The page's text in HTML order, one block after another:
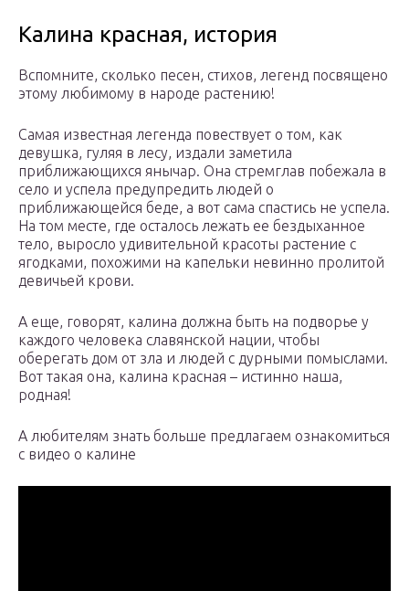
Калина красная, история
Вспомните, сколько песен, стихов, легенд посвящено
этому любимому в народе растению!
Самая известная легенда повествует о том, как
девушка, гуляя в лесу, издали заметила
приближающихся янычар. Она стремглав побежала в
село и успела предупредить людей о
приближающейся беде, а вот сама спастись не успела.
На том месте, где осталось лежать ее бездыханное
тело, выросло удивительной красоты растение с
ягодками, похожими на капельки невинно пролитой
девичьей крови.
А еще, говорят, калина должна быть на подворье у
каждого человека славянской нации, чтобы
оберегать дом от зла и людей с дурными помыслами.
Вот такая она, калина красная – истинно наша,
родная!
А любителям знать больше предлагаем ознакомиться
с видео о калине